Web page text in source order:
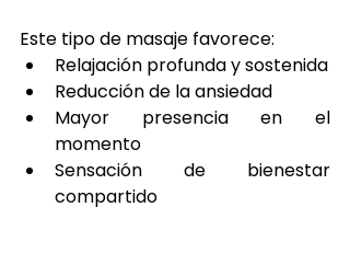
Este tipo de masaje favorece:
Relajación profunda y sostenida
Reducción de la ansiedad
Mayor presencia en el
momento
Sensación de bienestar
compartido